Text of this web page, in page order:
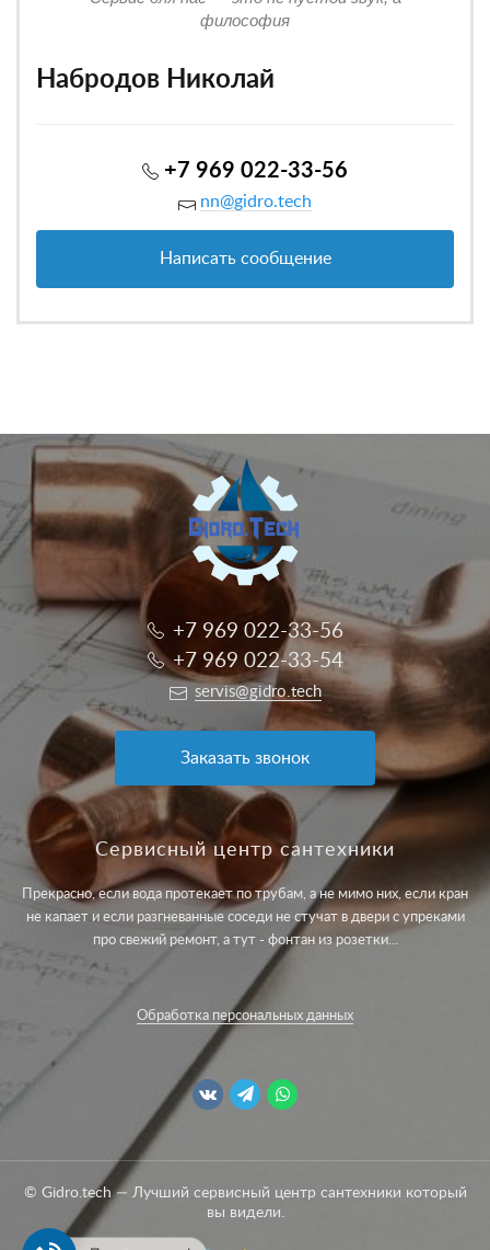
Набродов Николай
+7 969 022-33-56
nn@gidro.tech
Написать сообщение
философия
+7 969 022-33-56
+7 969 022-33-54
servis@gidro.tech
Заказать звонок
Сервисный центр сантехники
Прекрасно, если вода протекает по трубам, а не мимо них, если кран
не капает и если разгневанные соседи не стучат в двери с упреками
про свежий ремонт, а тут - фонтан из розетки...
Обработка персональных данных
© Gidro.tech — Лучший сервисный центр сантехники который
вы видели.